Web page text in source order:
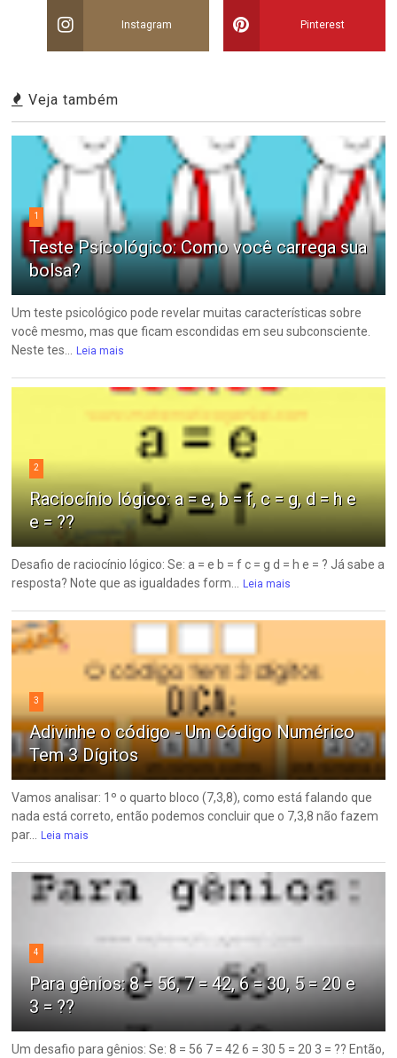
Instagram Pinterest
Veja também
1
Teste Psicológico: Como você carrega sua
bolsa?
Um teste psicológico pode revelar muitas características sobre
você mesmo, mas que ficam escondidas em seu subconsciente.
Neste tes... Leia mais
2
Raciocínio lógico: a = e, b = f, c = g, d = h e
e = ??
Desafio de raciocínio lógico: Se: a = e b = f c = g d = h e = ? Já sabe a
resposta? Note que as igualdades form... Leia mais
3
Adivinhe o código - Um Código Numérico
Tem 3 Dígitos
Vamos analisar: 1º o quarto bloco (7,3,8), como está falando que
nada está correto, então podemos concluir que o 7,3,8 não fazem
par... Leia mais
4
Para gênios: 8 = 56, 7 = 42, 6 = 30, 5 = 20 e
3 = ??
Um desafio para gênios: Se: 8 = 56 7 = 42 6 = 30 5 = 20 3 = ?? Então,